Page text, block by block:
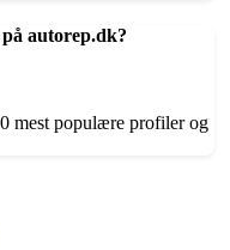
autorep.dk?
mest populære profiler og